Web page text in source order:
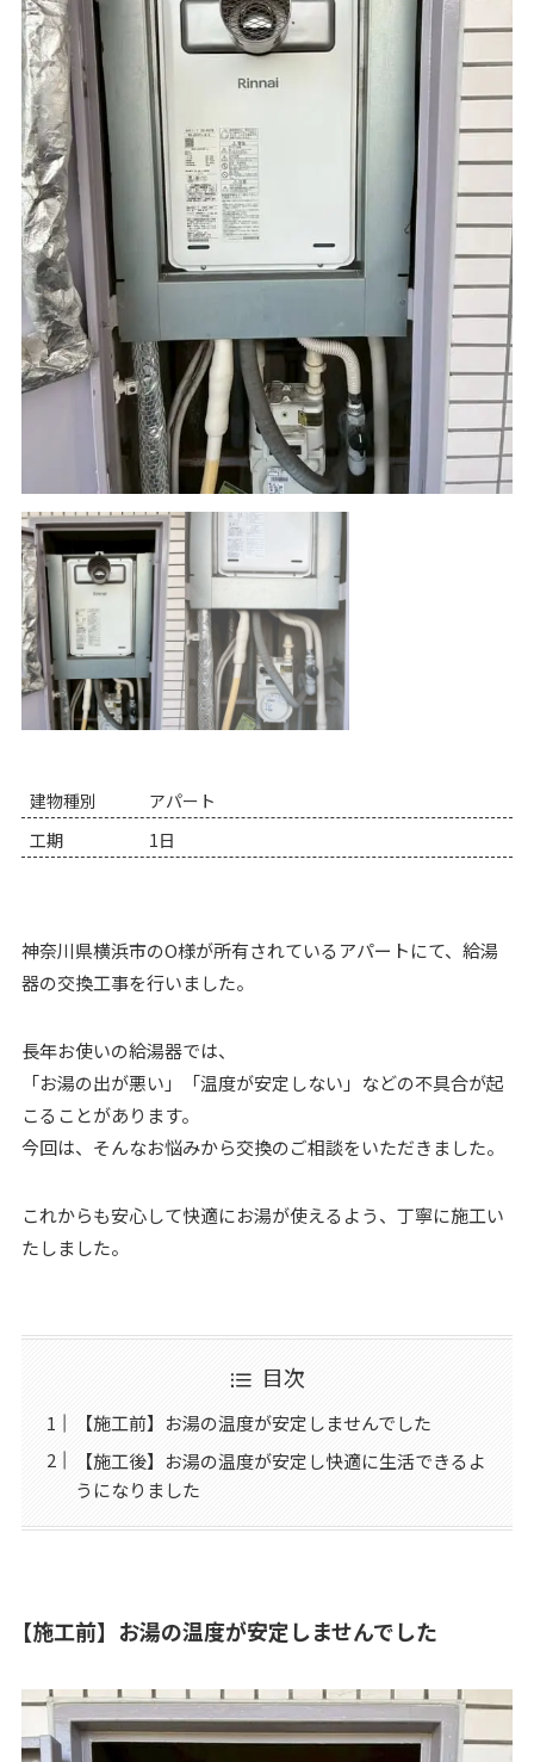
建物種別
アパート
工期
1日
神奈川県横浜市のO様が所有されているアパートにて、給湯
器の交換工事を行いました。
長年お使いの給湯器では、
「お湯の出が悪い」「温度が安定しない」などの不具合が起
こることがあります。
今回は、そんなお悩みから交換のご相談をいただきました。
これからも安心して快適にお湯が使えるよう、丁寧に施工い
たしました。
目次
【施工前】お湯の温度が安定しませんでした
【施工後】お湯の温度が安定し快適に生活できるよ
うになりました
【施工前】お湯の温度が安定しませんでした